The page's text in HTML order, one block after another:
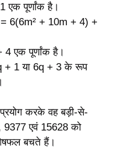
एक पूर्णांक है।
6(6m² + 10m + 4) +
एक पूर्णांक है।
+ 1 या 6q + 3 के रूप
प्रयोग करके वह बड़ी-से-
9377 एवं 15628 को
बचते हैं।